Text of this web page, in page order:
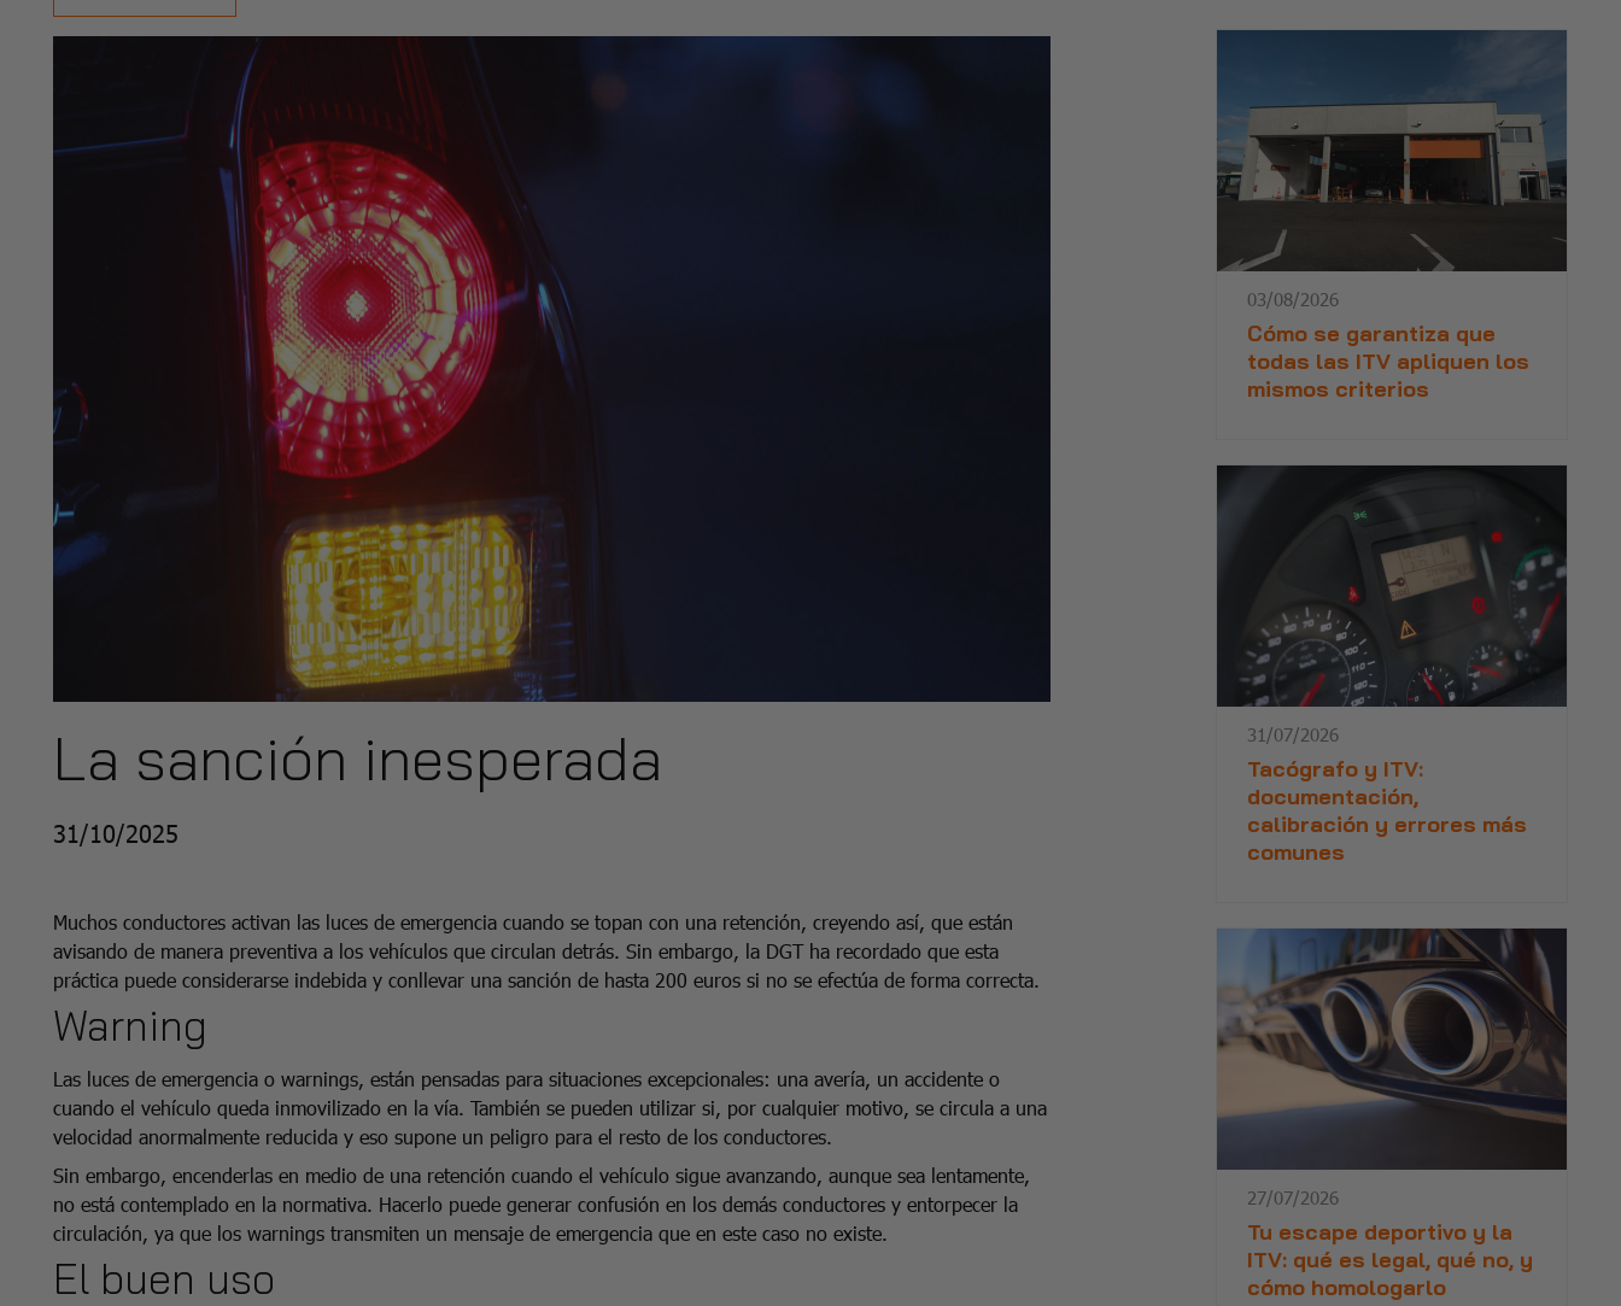
La sanción inesperada
31/10/2025
Muchos conductores activan las luces de emergencia cuando se topan con una retención, creyendo así, que están
avisando de manera preventiva a los vehículos que circulan detrás. Sin embargo, la DGT ha recordado que esta
práctica puede considerarse indebida y conllevar una sanción de hasta 200 euros si no se efectúa de forma correcta.
Warning
Las luces de emergencia o warnings, están pensadas para situaciones excepcionales: una avería, un accidente o
cuando el vehículo queda inmovilizado en la vía. También se pueden utilizar si, por cualquier motivo, se circula a una
velocidad anormalmente reducida y eso supone un peligro para el resto de los conductores.
Sin embargo, encenderlas en medio de una retención cuando el vehículo sigue avanzando, aunque sea lentamente,
no está contemplado en la normativa. Hacerlo puede generar confusión en los demás conductores y entorpecer la
circulación, ya que los warnings transmiten un mensaje de emergencia que en este caso no existe.
El buen uso
03/08/2026
Cómo se garantiza que
todas las ITV apliquen los
mismos criterios
31/07/2026
Tacógrafo y ITV:
documentación,
calibración y errores más
comunes
27/07/2026
Tu escape deportivo y la
ITV: qué es legal, qué no, y
cómo homologarlo